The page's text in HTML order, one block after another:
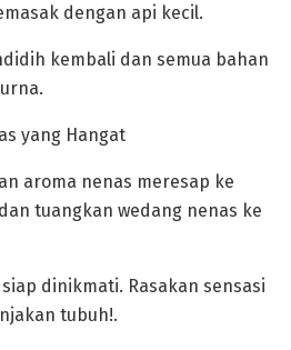
dengan api kecil.
kembali dan semua bahan
yang Hangat
aroma nenas meresap ke
tuangkan wedang nenas ke
dinikmati. Rasakan sensasi
tubuh!.